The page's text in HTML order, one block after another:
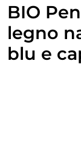
BIO
legno
blu e